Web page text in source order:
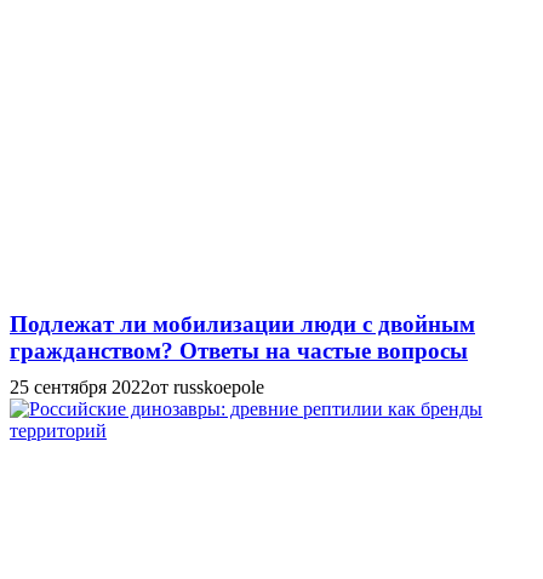
Подлежат ли мобилизации люди с двойным
гражданством? Ответы на частые вопросы
25 сентября 2022от russkoepole